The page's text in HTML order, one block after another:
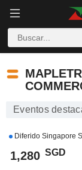
Eventos
Diferido Singapore
1,280 SGD